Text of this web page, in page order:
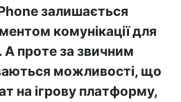
залишається
комунікації для
А проте за звичним
можливості, що
на ігрову платформу,